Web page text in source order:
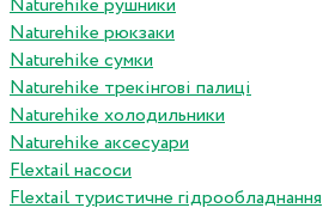
Naturehike рушники
Naturehike рюкзаки
Naturehike сумки
Naturehike трекінгові палиці
Naturehike холодильники
Naturehike аксесуари
Flextail насоси
Flextail туристичне гідрообладнання